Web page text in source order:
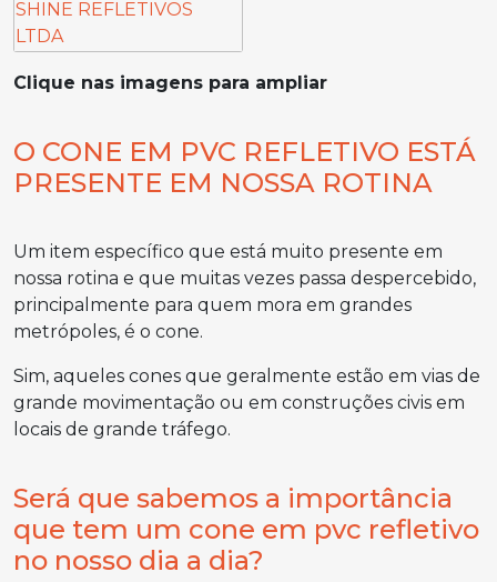
Clique nas imagens para ampliar
O CONE EM PVC REFLETIVO ESTÁ
PRESENTE EM NOSSA ROTINA
Um item específico que está muito presente em
nossa rotina e que muitas vezes passa despercebido,
principalmente para quem mora em grandes
metrópoles, é o cone.
Sim, aqueles cones que geralmente estão em vias de
grande movimentação ou em construções civis em
locais de grande tráfego.
Será que sabemos a importância
que tem um cone em pvc refletivo
no nosso dia a dia?